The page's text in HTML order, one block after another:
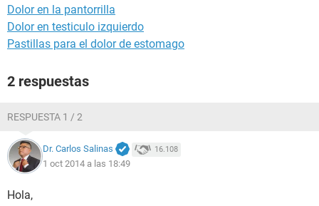
Dolor en la pantorrilla
Dolor en testiculo izquierdo
Pastillas para el dolor de estomago
2 respuestas
RESPUESTA 1 / 2
Dr. Carlos Salinas 16.108
1 oct 2014 a las 18:49
Hola,